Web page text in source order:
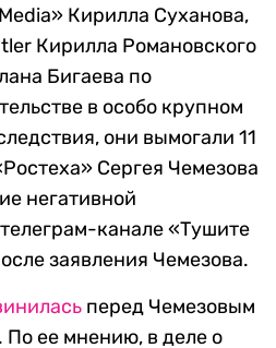
Кирилла Суханова,
Кирилла Романовского
Бигаева по
в особо крупном
они вымогали 11
Сергея Чемезова
негативной
канале «Тушите
заявления Чемезова.
перед Чемезовым
По ее мнению, в деле о